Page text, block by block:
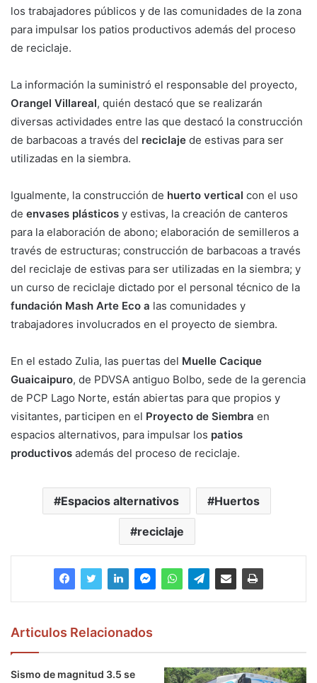
los trabajadores públicos y de las comunidades de la zona
para impulsar los patios productivos además del proceso
de reciclaje.
La información la suministró el responsable del proyecto,
Orangel Villareal, quién destacó que se realizarán
diversas actividades entre las que destacó la construcción
de barbacoas a través del reciclaje de estivas para ser
utilizadas en la siembra.
Igualmente, la construcción de huerto vertical con el uso
de envases plásticos y estivas, la creación de canteros
para la elaboración de abono; elaboración de semilleros a
través de estructuras; construcción de barbacoas a través
del reciclaje de estivas para ser utilizadas en la siembra; y
un curso de reciclaje dictado por el personal técnico de la
fundación Mash Arte Eco a las comunidades y
trabajadores involucrados en el proyecto de siembra.
En el estado Zulia, las puertas del Muelle Cacique
Guaicaipuro, de PDVSA antiguo Bolbo, sede de la gerencia
de PCP Lago Norte, están abiertas para que propios y
visitantes, participen en el Proyecto de Siembra en
espacios alternativos, para impulsar los patios
productivos además del proceso de reciclaje.
Espacios alternativos Huertos
reciclaje
Articulos Relacionados
Sismo de magnitud 3.5 se